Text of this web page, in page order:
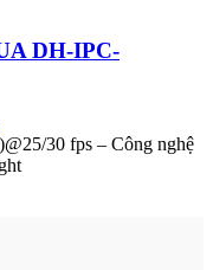
DH-IPC-
30 fps – Công nghệ